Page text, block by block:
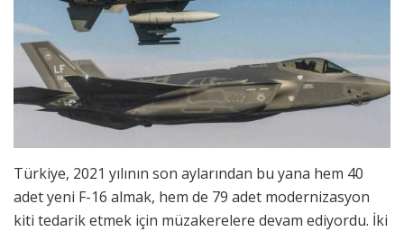
Türkiye, 2021 yılının son aylarından bu yana hem 40
adet yeni F-16 almak, hem de 79 adet modernizasyon
kiti tedarik etmek için müzakerelere devam ediyordu. İki